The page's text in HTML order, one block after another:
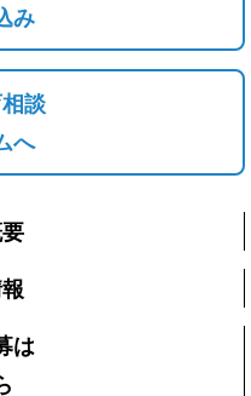
み
談
へ
は